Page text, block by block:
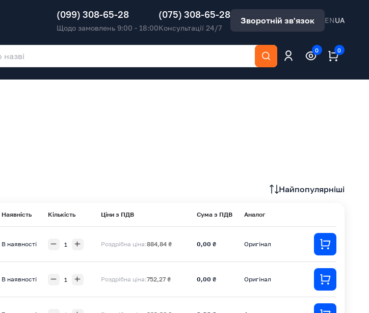
(099) 308-65-28
Щодо замовлень 9:00 - 18:00
(075) 308-65-28
Консультації 24/7
Зворотній зв'язок ENUA
0 0
Найпопулярніші
Наявність Кількість Ціни з ПДВ Сума з ПДВ Аналог
В наявності Роздрібна ціна:884,84 ₴ 0,00 ₴ Оригінал
В наявності Роздрібна ціна:752,27 ₴ 0,00 ₴ Оригінал